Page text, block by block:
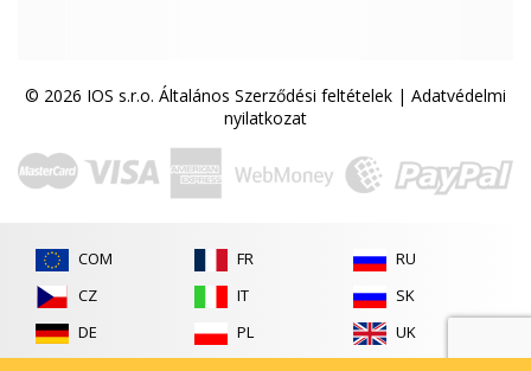
© 2026 IOS s.r.o. Általános Szerződési feltételek | Adatvédelmi
nyilatkozat
COM
CZ
DE
FR
IT
PL
RU
SK
UK